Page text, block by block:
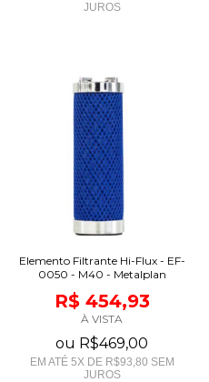
JUROS
Elemento Filtrante Hi-Flux - EF-
0050 - M40 - Metalplan
R$ 454,93
À VISTA
ou R$469,00
EM ATÉ 5X DE R$93,80 SEM
JUROS